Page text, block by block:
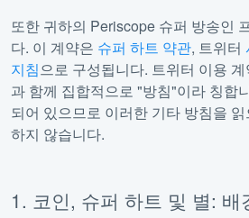
또한 귀하의 Periscope 슈퍼 방송인
다. 이 계약은 슈퍼 하트 약관, 트위터
지침으로 구성됩니다. 트위터 이용
과 함께 집합적으로 "방침"이라 칭합
되어 있으므로 이러한 기타 방침을
하지 않습니다.
1. 코인, 슈퍼 하트 및 별: 배